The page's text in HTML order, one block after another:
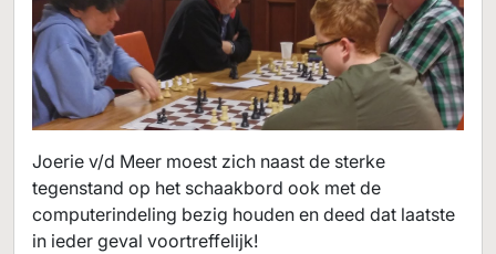
Joerie v/d Meer moest zich naast de sterke
tegenstand op het schaakbord ook met de
computerindeling bezig houden en deed dat laatste
in ieder geval voortreffelijk!